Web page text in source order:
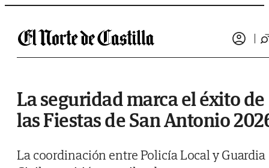
Saltar al contenido
La seguridad marca el éxito de
las Fiestas de San Antonio
La coordinación entre Policía Local y Guardia